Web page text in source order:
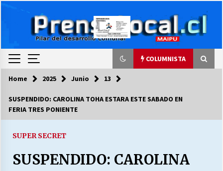
COLUMNISTA
COLUMNISTA
LA DC POR SIEMPRE.RECORDANDO 69 AÑOS DE
Home 2025 Junio 13
SUSPENDIDO: CAROLINA TOHA ESTARA ESTE SABADO EN
FERIA TRES PONIENTE
SUPER SECRET
SUSPENDIDO: CAROLINA